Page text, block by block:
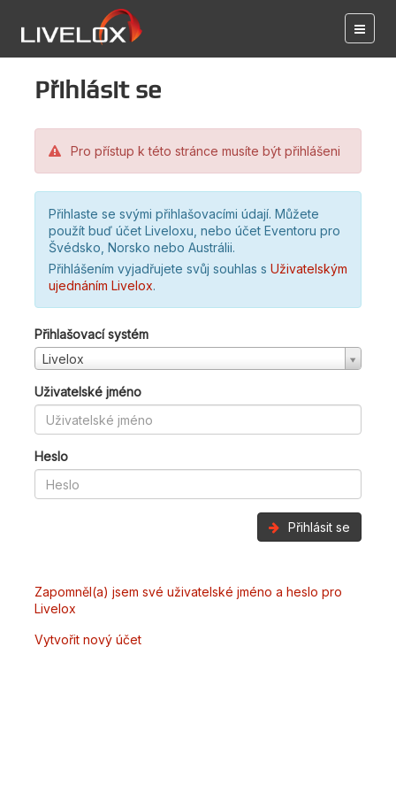
Přihlásit se
Pro přístup k této stránce musíte být přihlášeni
Přihlaste se svými přihlašovacími údají. Můžete
použít buď účet Liveloxu, nebo účet Eventoru pro
Švédsko, Norsko nebo Austrálii.
Přihlášením vyjadřujete svůj souhlas s Uživatelským
ujednáním Livelox.
Přihlašovací systém
Livelox
Uživatelské jméno
Heslo
Přihlásit se
Zapomněl(a) jsem své uživatelské jméno a heslo pro
Livelox
Vytvořit nový účet